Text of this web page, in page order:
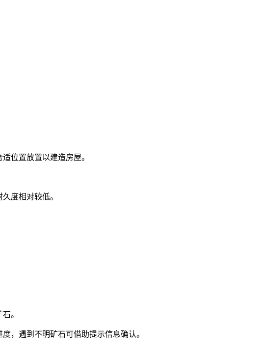
位置放置以建造房屋。
度相对较低。
。
，遇到不明矿石可借助提示信息确认。